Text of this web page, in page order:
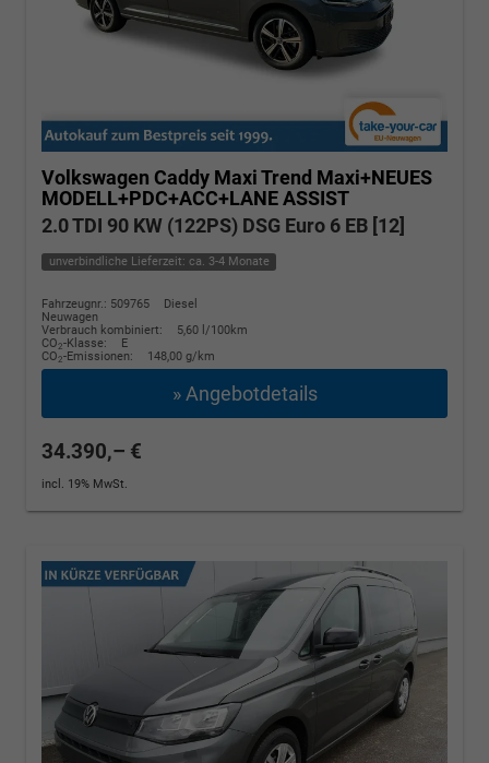
Volkswagen Caddy MaxiTrend Maxi+NEUES
MODELL+PDC+ACC+LANE ASSIST
2.0 TDI 90 KW (122PS) DSG Euro 6 EB [12]
unverbindliche Lieferzeit: ca. 3-4 Monate
Fahrzeugnr.: 509765
Diesel
Neuwagen
Verbrauch kombiniert:
5,60 l/100km
CO2-Klasse:
E
CO2-Emissionen: 148,00 g/km
» Angebotdetails
34.390,– €
incl. 19% MwSt.